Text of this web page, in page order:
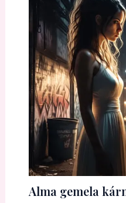
Alma gemela